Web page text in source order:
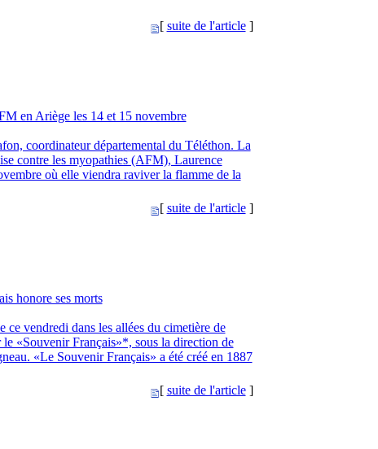
[ suite de l'article]
en Ariège les 14 et 15 novembre
coordinateur départemental du Téléthon. La
contre les myopathies (AFM), Laurence
où elle viendra raviver la flamme de la
[ suite de l'article]
honore ses morts
ce vendredi dans les allées du cimetière de
«Souvenir Français»*, sous la direction de
«Le Souvenir Français» a été créé en 1887
[ suite de l'article]